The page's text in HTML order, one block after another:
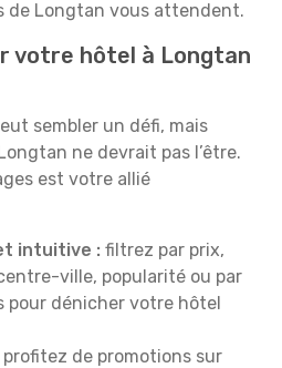
de Longtan vous attendent.
votre hôtel à Longtan
sembler un défi, mais
ne devrait pas l’être.
est votre allié
intuitive : filtrez par prix,
ville, popularité ou par
pour dénicher votre hôtel
profitez de promotions sur